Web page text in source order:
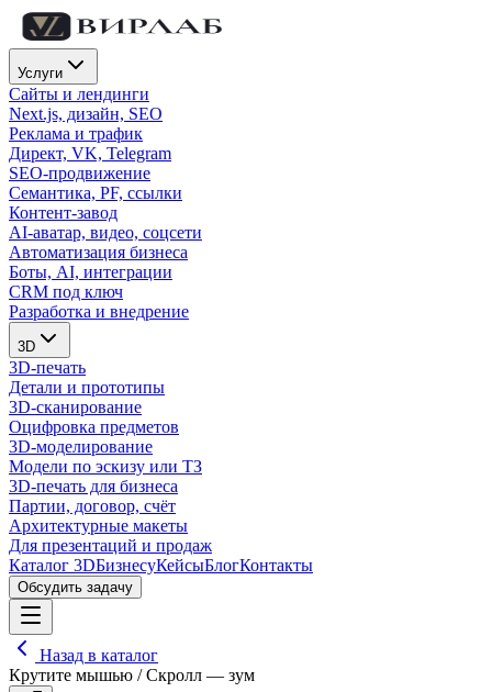
Услуги
Сайты и лендинги
Next.js, дизайн, SEO
Реклама и трафик
Директ, VK, Telegram
SEO-продвижение
Семантика, PF, ссылки
Контент-завод
AI-аватар, видео, соцсети
Автоматизация бизнеса
Боты, AI, интеграции
CRM под ключ
Разработка и внедрение
3D
3D-печать
Детали и прототипы
3D-сканирование
Оцифровка предметов
3D-моделирование
Модели по эскизу или ТЗ
3D-печать для бизнеса
Партии, договор, счёт
Архитектурные макеты
Для презентаций и продаж
Каталог 3DБизнесуКейсыБлогКонтакты
Обсудить задачу
Назад в каталог
Крутите мышью / Скролл — зум